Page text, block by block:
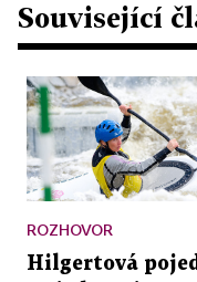
Související
ROZHOVOR
Hilgertová